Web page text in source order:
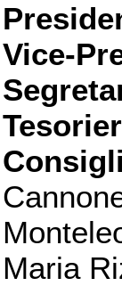
Vice-
Maria